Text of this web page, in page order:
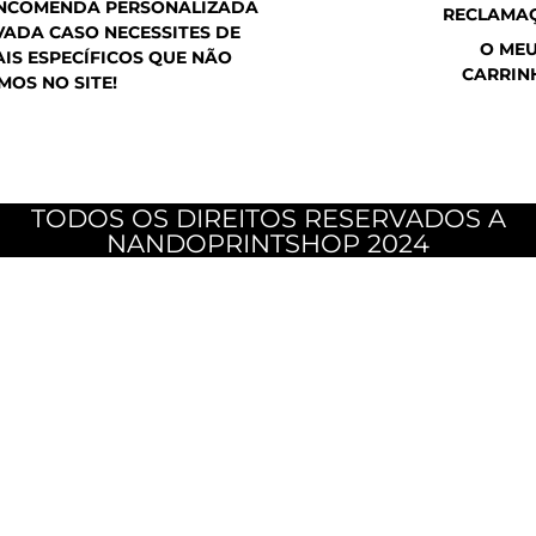
PERSONALIZADA
CASO NECESSITES DE
ESPECÍFICOS QUE NÃO
NO SITE!
O
TODOS OS DIREITOS RESERVADOS A
NANDOPRINTSHOP 2024